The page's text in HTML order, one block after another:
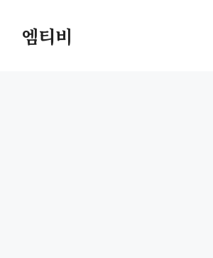
엠티비